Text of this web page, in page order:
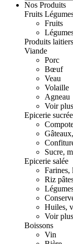
Nos Produits
Fruits
Fruits
Produits laitiers
Viande
Porc
Bœuf
Veau
Volaille
Agneau
Voir
Epicerie sucrée
Sucre,
Epicerie salée
Farines,
Riz
Huiles,
Voir
Boissons
Vin